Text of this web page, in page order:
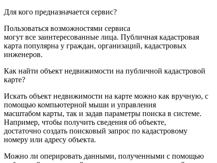
Для кого предназначается сервис?
Пользоваться возможностями сервиса
могут все заинтересованные лица. Публичная кадастровая
карта популярна у граждан, организаций, кадастровых
инженеров.
Как найти объект недвижимости на публичной кадастровой
карте?
Искать объект недвижимости на карте можно как вручную, с
помощью компьютерной мыши и управления
масштабом карты, так и задав параметры поиска в системе.
Например, чтобы получить сведения об объекте,
достаточно создать поисковый запрос по кадастровому
номеру или адресу объекта.
Можно ли оперировать данными, полученными с помощью